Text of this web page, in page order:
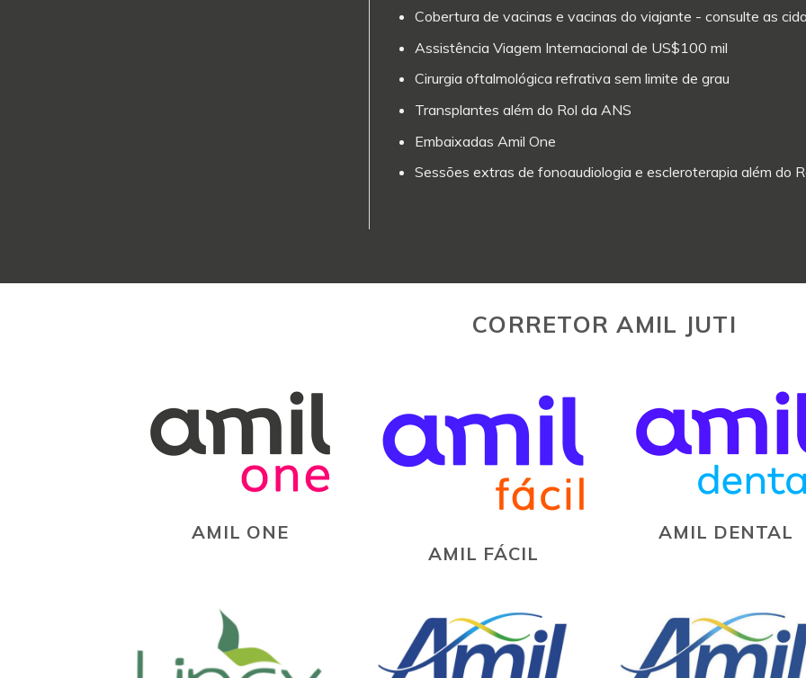
Cobertura de vacinas e vacinas do viajante - consulte as
Assistência Viagem Internacional de US$100 mil
Cirurgia oftalmológica refrativa sem limite de grau
Transplantes além do Rol da ANS
Embaixadas Amil One
Sessões extras de fonoaudiologia e escleroterapia além do
CORRETOR AMIL JUTI
AMIL ONE
AMIL FÁCIL
AMIL DENTAL